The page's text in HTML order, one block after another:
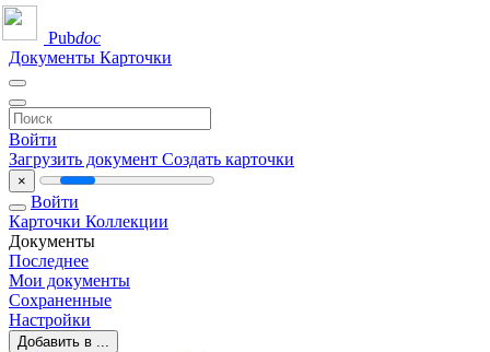
Pubdoc
Документы Карточки
Войти
Загрузить документ Создать карточки
×
Войти
Карточки Коллекции
Документы
Последнее
Мои документы
Сохраненные
Настройки
Добавить в ...